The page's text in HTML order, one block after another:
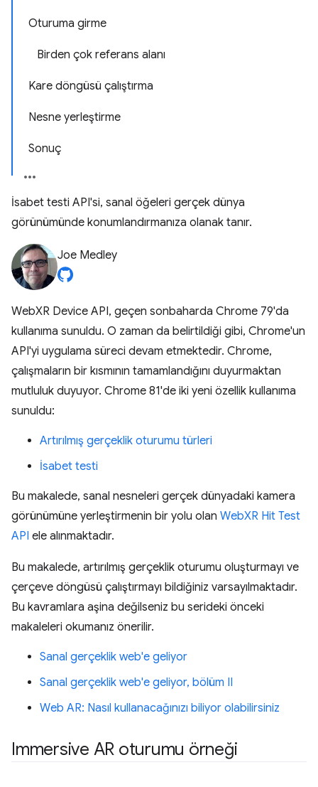
Oturuma girme
Birden çok referans alanı
Kare döngüsü çalıştırma
Nesne yerleştirme
Sonuç
İsabet testi API'si, sanal öğeleri gerçek dünya
görünümünde konumlandırmanıza olanak tanır.
Joe Medley
WebXR Device API, geçen sonbaharda Chrome 79'da
kullanıma sunuldu. O zaman da belirtildiği gibi, Chrome'un
API'yi uygulama süreci devam etmektedir. Chrome,
çalışmaların bir kısmının tamamlandığını duyurmaktan
mutluluk duyuyor. Chrome 81'de iki yeni özellik kullanıma
sunuldu:
Artırılmış gerçeklik oturumu türleri
İsabet testi
Bu makalede, sanal nesneleri gerçek dünyadaki kamera
görünümüne yerleştirmenin bir yolu olan WebXR Hit Test
API ele alınmaktadır.
Bu makalede, artırılmış gerçeklik oturumu oluşturmayı ve
çerçeve döngüsü çalıştırmayı bildiğiniz varsayılmaktadır.
Bu kavramlara aşina değilseniz bu serideki önceki
makaleleri okumanız önerilir.
Sanal gerçeklik web'e geliyor
Sanal gerçeklik web'e geliyor, bölüm II
Web AR: Nasıl kullanacağınızı biliyor olabilirsiniz
Immersive AR oturumu örneği